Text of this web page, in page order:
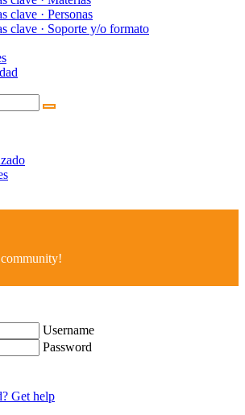
clave · Personas
clave · Soporte y/o formato
Username
Password
Get help